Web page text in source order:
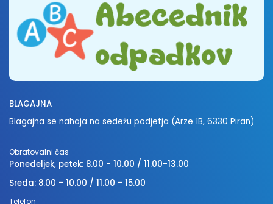
BLAGAJNA
Blagajna se nahaja na sedežu podjetja (Arze 1B, 6330 Piran)
Obratovalni čas
Ponedeljek, petek: 8.00 - 10.00 / 11.00-13.00
Sreda: 8.00 - 10.00 / 11.00 - 15.00
Telefon